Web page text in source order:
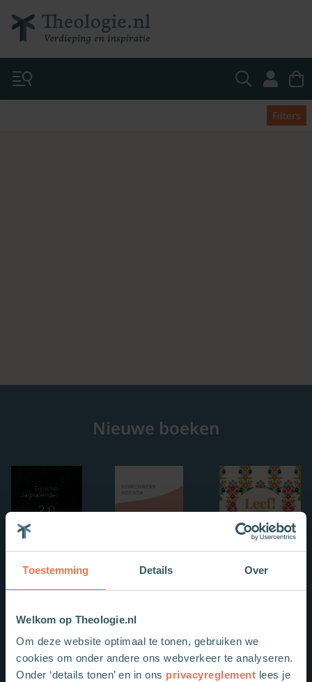
Toestemming Details Over
Welkom op Theologie.nl
Om deze website optimaal te tonen, gebruiken we
cookies om onder andere ons webverkeer te analyseren.
Onder ‘details tonen’ en in ons privacyreglement lees je
Filters
Nieuwe boeken